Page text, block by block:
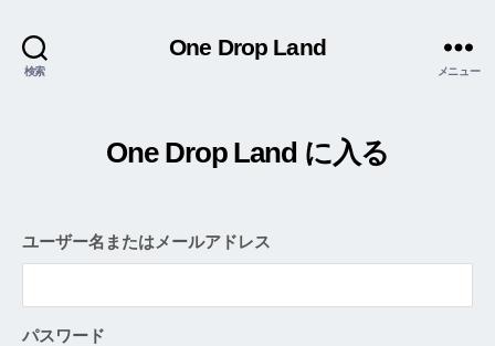
検索
One Drop Land
メニュー
One Drop Land に入る
ユーザー名またはメールアドレス
パスワード